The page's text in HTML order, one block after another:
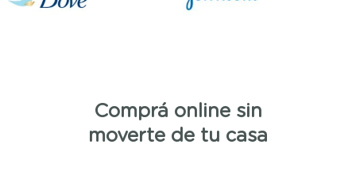
Comprá online sin
moverte de tu casa